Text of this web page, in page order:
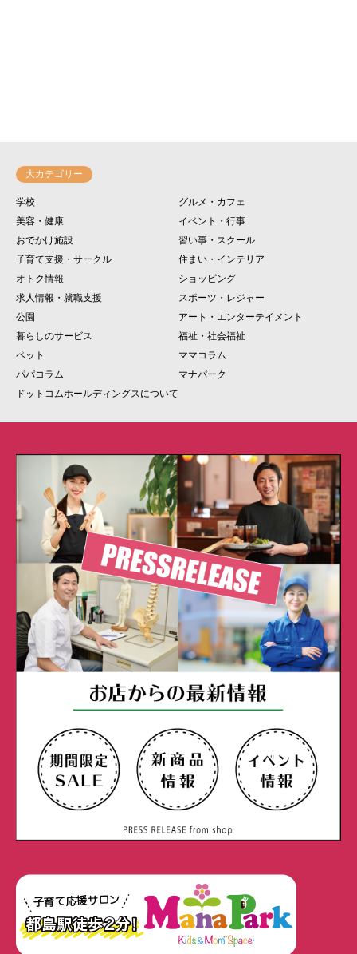
大カテゴリー
学校
グルメ・カフェ
美容・健康
イベント・行事
おでかけ施設
習い事・スクール
子育て支援・サークル
住まい・インテリア
オトク情報
ショッピング
求人情報・就職支援
スポーツ・レジャー
公園
アート・エンターテイメント
暮らしのサービス
福祉・社会福祉
ペット
ママコラム
パパコラム
マナパーク
ドットコムホールディングスについて